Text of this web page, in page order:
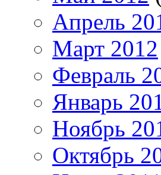
Апрель
Март 2012
Февраль
Январь
Ноябрь
Октябрь